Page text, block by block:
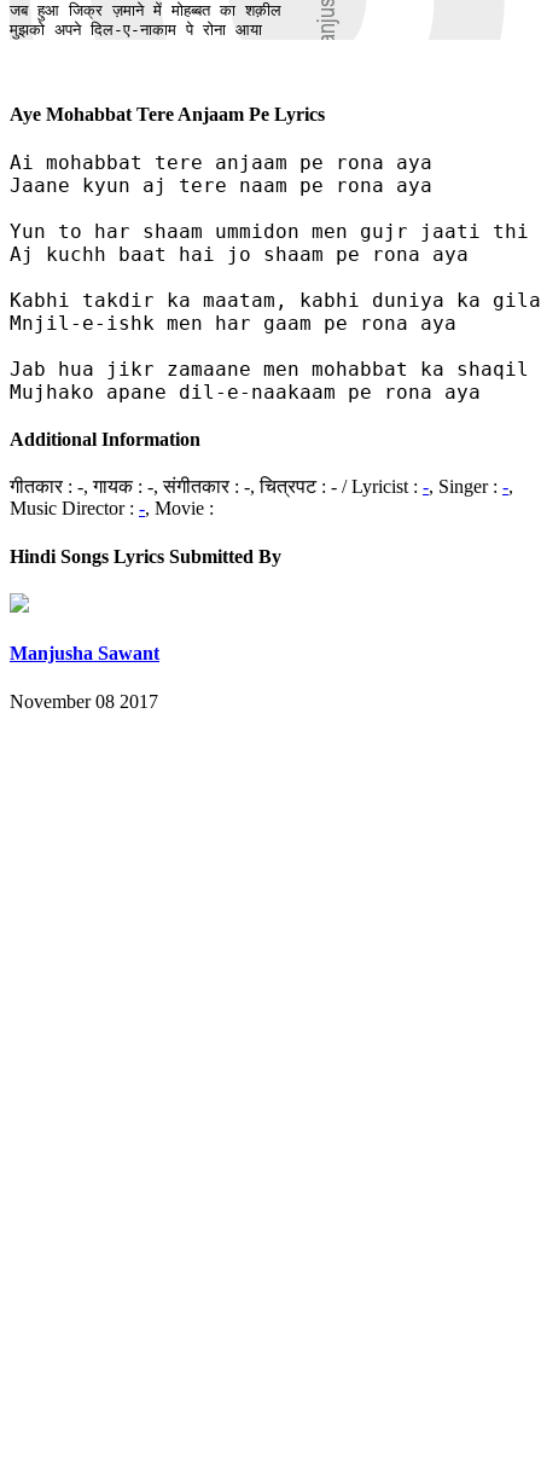
जब हुआ जिक्र ज़माने में मोहब्बत का शक़ील
मुझको अपने दिल-ए-नाकाम पे रोना आया
Aye Mohabbat Tere Anjaam Pe Lyrics
Ai mohabbat tere anjaam pe rona aya
Jaane kyun aj tere naam pe rona aya
Yun to har shaam ummidon men gujr jaati thi
Aj kuchh baat hai jo shaam pe rona aya
Kabhi takdir ka maatam, kabhi duniya ka
Mnjil-e-ishk men har gaam pe rona aya
Jab hua jikr zamaane men mohabbat ka shaqil
Mujhako apane dil-e-naakaam pe rona aya
Additional Information
गीतकार : -, गायक : -, संगीतकार : -, चित्रपट : - / Lyricist : -, Singer : -,
Music Director : -, Movie :
Hindi Songs Lyrics Submitted By
Manjusha Sawant
November 08 2017